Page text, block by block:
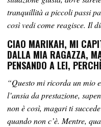
tranquillità a piccoli passi
così vedi come reagisce. Il
CIAO MARIKAH, MI
DALLA MIA RAGAZZA,
PENSANDO A LEI,
“Questo mi ricorda un mio
l’ansia da prestazione,
non è così, magari ti
quando non c’è. Mentre,